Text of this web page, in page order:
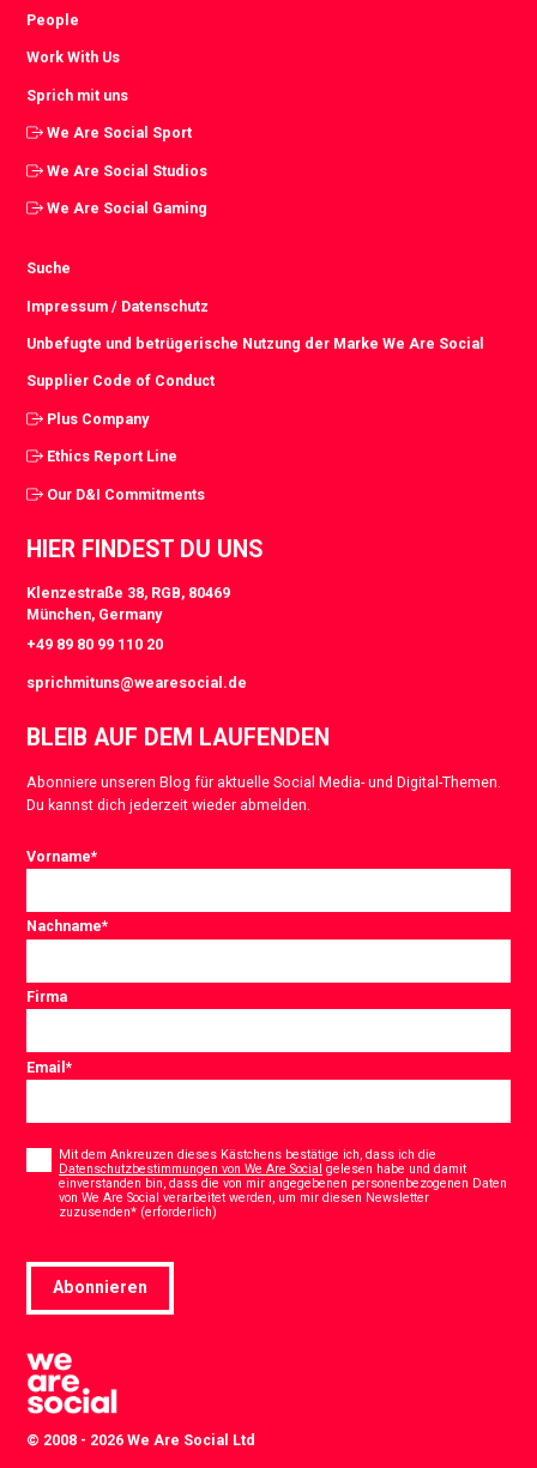
People
Work With Us
Sprich mit uns
We Are Social Sport
We Are Social Studios
We Are Social Gaming
Suche
Impressum / Datenschutz
Unbefugte und betrügerische Nutzung der Marke We Are Social
Supplier Code of Conduct
Plus Company
Ethics Report Line
Our D&I Commitments
HIER FINDEST DU UNS
Klenzestraße 38, RGB, 80469
München, Germany
+49 89 80 99 110 20
sprichmituns@wearesocial.de
BLEIB AUF DEM LAUFENDEN
Abonniere unseren Blog für aktuelle Social Media- und Digital-Themen.
Du kannst dich jederzeit wieder abmelden.
Vorname*
Nachname*
Firma
Email*
Mit dem Ankreuzen dieses Kästchens bestätige ich, dass ich die
Datenschutzbestimmungen von We Are Social gelesen habe und damit
einverstanden bin, dass die von mir angegebenen personenbezogenen Daten
von We Are Social verarbeitet werden, um mir diesen Newsletter
zuzusenden* (erforderlich)
Abonnieren
© 2008 - 2026 We Are Social Ltd